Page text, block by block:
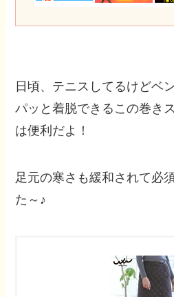
日頃、テニスしてるけどベ
パッと着脱できるこの巻き
は便利だよ！
足元の寒さも緩和されて必
た～♪